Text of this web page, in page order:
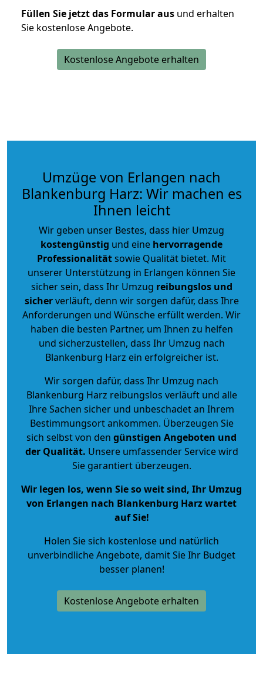
Füllen Sie jetzt das Formular aus und erhalten
Sie kostenlose Angebote.
Kostenlose Angebote erhalten
Umzüge von Erlangen nach
Blankenburg Harz: Wir machen es
Ihnen leicht
Wir geben unser Bestes, dass hier Umzug
kostengünstig und eine hervorragende
Professionalitätsowie Qualität bietet. Mit
unserer Unterstützung in Erlangen können Sie
sicher sein, dass Ihr Umzug reibungslos und
sicherverläuft, denn wir sorgen dafür, dass Ihre
Anforderungen und Wünsche erfüllt werden. Wir
haben die besten Partner, um Ihnen zu helfen
und sicherzustellen, dass Ihr Umzug nach
Blankenburg Harz ein erfolgreicher ist.
Wir sorgen dafür, dass Ihr Umzug nach
Blankenburg Harz reibungslos verläuft und alle
Ihre Sachen sicher und unbeschadet an Ihrem
Bestimmungsort ankommen. Überzeugen Sie
sich selbst von den günstigen Angeboten und
der Qualität. Unsere umfassender Service wird
Sie garantiert überzeugen.
Wir legen los, wenn Sie so weit sind, Ihr Umzug
von Erlangen nach Blankenburg Harz wartet
auf Sie!
Holen Sie sich kostenlose und natürlich
unverbindliche Angebote, damit Sie Ihr Budget
besser planen!
Kostenlose Angebote erhalten